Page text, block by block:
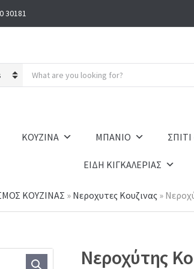
30181
p
c
t
ΚΟΥΖΙΝΑ ΜΠΑΝΙΟ
ΕΙΔΗ ΚΙΓΚΑΛΕΡΙΑΣ
ΚΟΥΖΙΝΑΣ » Νεροχυτες Κουζινας »
Νεροχύτης